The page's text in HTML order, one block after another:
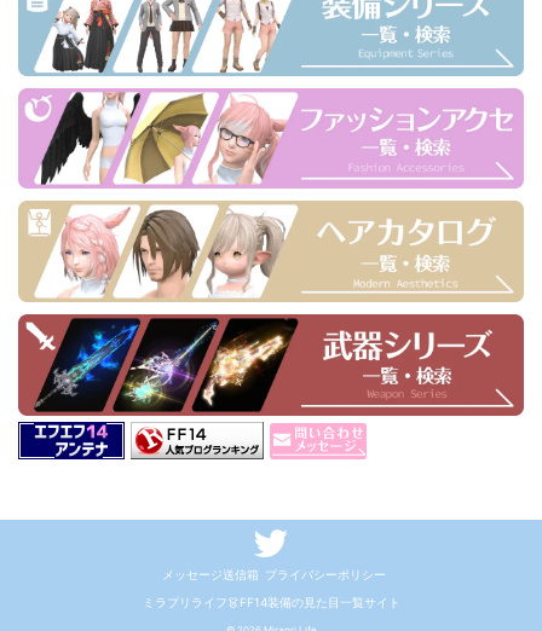
メッセージ送信箱 プライバシーポリシー
ミラプリライフ👗FF14装備の見た目一覧サイト